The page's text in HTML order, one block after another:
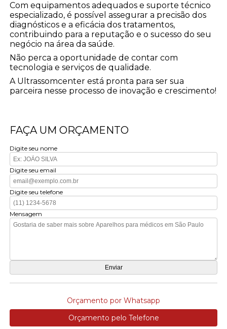
Com equipamentos adequados e suporte técnico
especializado, é possível assegurar a precisão dos
diagnósticos e a eficácia dos tratamentos,
contribuindo para a reputação e o sucesso do seu
negócio na área da saúde.
Não perca a oportunidade de contar com
tecnologia e serviços de qualidade.
A Ultrassomcenter está pronta para ser sua
parceira nesse processo de inovação e crescimento!
FAÇA UM ORÇAMENTO
Digite seu nome
Digite seu email
Digite seu telefone
Mensagem
Orçamento por Whatsapp
Orçamento pelo Telefone